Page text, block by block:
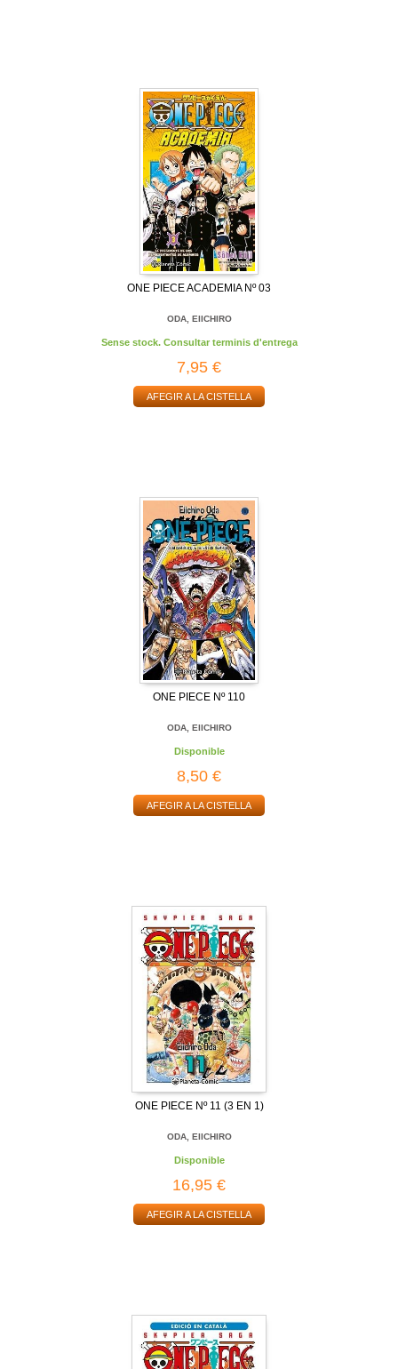
ONE PIECE ACADEMIA Nº 03
ODA, EIICHIRO
Sense stock. Consultar terminis d'entrega
7,95 €
AFEGIR A LA CISTELLA
ONE PIECE Nº 110
ODA, EIICHIRO
Disponible
8,50 €
AFEGIR A LA CISTELLA
ONE PIECE Nº 11 (3 EN 1)
ODA, EIICHIRO
Disponible
16,95 €
AFEGIR A LA CISTELLA